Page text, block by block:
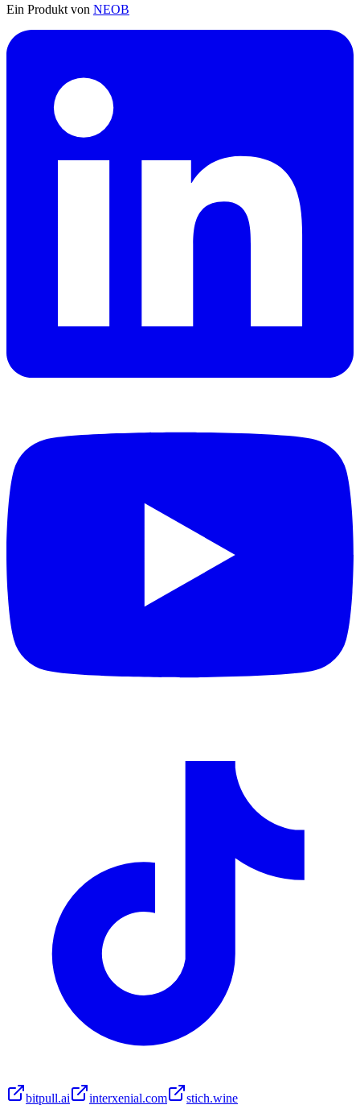
Ein Produkt von NEOB
bitpull.ai interxenial.com stich.wine